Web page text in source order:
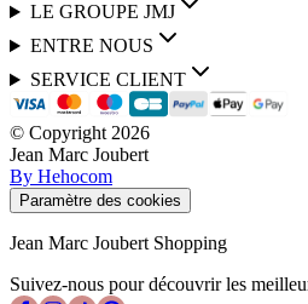
LE GROUPE JMJ
ENTRE NOUS
SERVICE CLIENT
© Copyright 2026
Jean Marc Joubert
By Hehocom
Paramètre des cookies
Jean Marc Joubert Shopping
Suivez-nous pour découvrir les